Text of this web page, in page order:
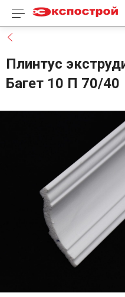
Каталог товаров
Плинтус
Багет 10 П 70/40